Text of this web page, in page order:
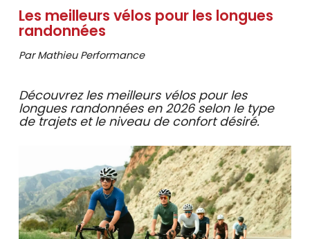
sélectionné.
Les
d'appareils
se
servir
de
gestes
toucher
et
glisser.
Les meilleurs vélos pour les longues
randonnées
Par Mathieu Performance
Découvrez les meilleurs vélos pour les
longues randonnées en 2026 selon le type
de trajets et le niveau de confort désiré.